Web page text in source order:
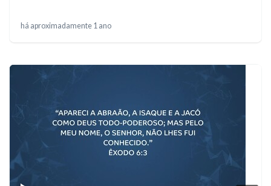
há aproximadamente 1 ano